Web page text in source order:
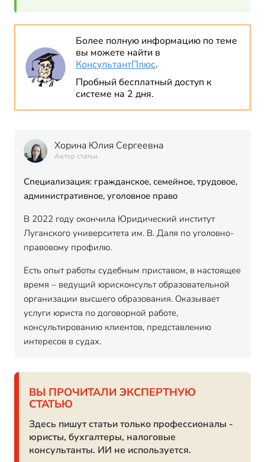
Более полную информацию по теме
вы можете найти в
КонсультантПлюс.
Пробный бесплатный доступ к
системе на 2 дня.
Хорина Юлия Сергеевна
Автор статьи
Специализация: гражданское, семейное, трудовое,
административное, уголовное право
В 2022 году окончила Юридический институт
Луганского университета им. В. Даля по уголовно-
правовому профилю.
Есть опыт работы судебным приставом, в настоящее
время – ведущий юрисконсульт образовательной
организации высшего образования. Оказывает
услуги юриста по договорной работе,
консультированию клиентов, представлению
интересов в судах.
ВЫ ПРОЧИТАЛИ ЭКСПЕРТНУЮ
СТАТЬЮ
Здесь пишут статьи только профессионалы -
юристы, бухгалтеры, налоговые
консультанты. ИИ не используется.